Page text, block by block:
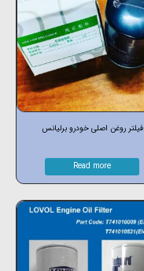
فیلتر روغن اصلی خودرو برلیانس
Read more